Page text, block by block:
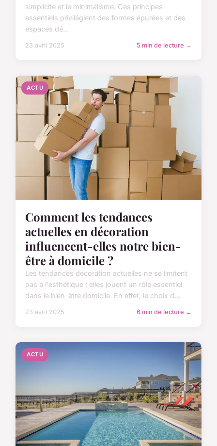
simplicité et le minimalisme. Ces principes
essentiels privilégient des formes épurées et des
espaces dé...
23 avril 2025 5 min de lecture →
ACTU
Comment les tendances
actuelles en décoration
influencent-elles notre bien-
être à domicile ?
Les tendances décoration actuelles ne se limitent
pas à l'esthétique ; elles jouent un rôle essentiel
dans le bien-être domicile. En effet, le choix d...
23 avril 2025 6 min de lecture →
ACTU